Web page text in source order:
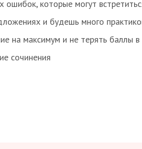
ошибок, которые могут
и будешь много
на максимум и не терять баллы в
сочинения